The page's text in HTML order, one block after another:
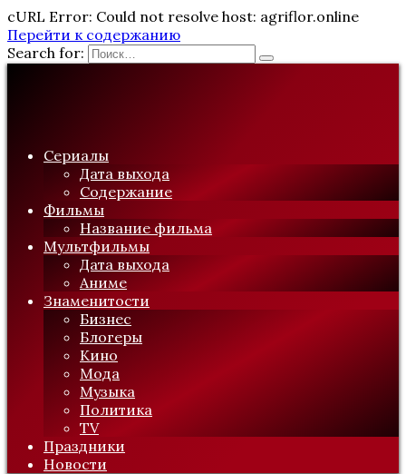
cURL Error: Could not resolve host: agriflor.online
Перейти к содержанию
Search for:
Сериалы
Дата выхода
Содержание
Фильмы
Название фильма
Мультфильмы
Дата выхода
Аниме
Знаменитости
Бизнес
Блогеры
Кино
Мода
Музыка
Политика
TV
Праздники
Новости